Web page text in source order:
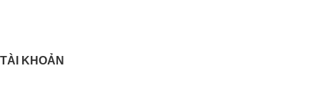
TÀI KHOẢN